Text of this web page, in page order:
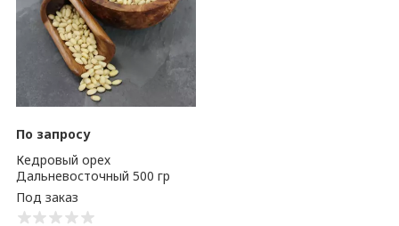
По запросу
Кедровый орех
Дальневосточный 500 гр